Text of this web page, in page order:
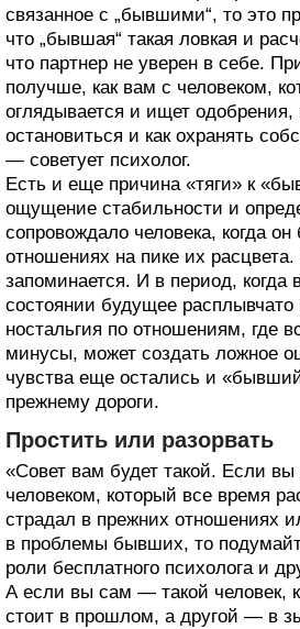
связанное с „бывшими“, то это
что „бывшая“ такая ловкая и
что партнер не уверен в себе.
получше, как вам с человеком,
оглядывается и ищет одобрения,
остановиться и как охранять
— советует психолог.
Есть и еще причина «тяги» к
ощущение стабильности и
сопровождало человека, когда
отношениях на пике их
запоминается. И в период, когда
состоянии будущее расплывчато
ностальгия по отношениям, где
минусы, может создать ложное
чувства еще остались и
прежнему дороги.
Простить или разорвать
«Совет вам будет такой. Если вы
человеком, который все время
страдал в прежних отношениях
в проблемы бывших, то
роли бесплатного психолога и
А если вы сам — такой человек,
стоит в прошлом, а другой — в